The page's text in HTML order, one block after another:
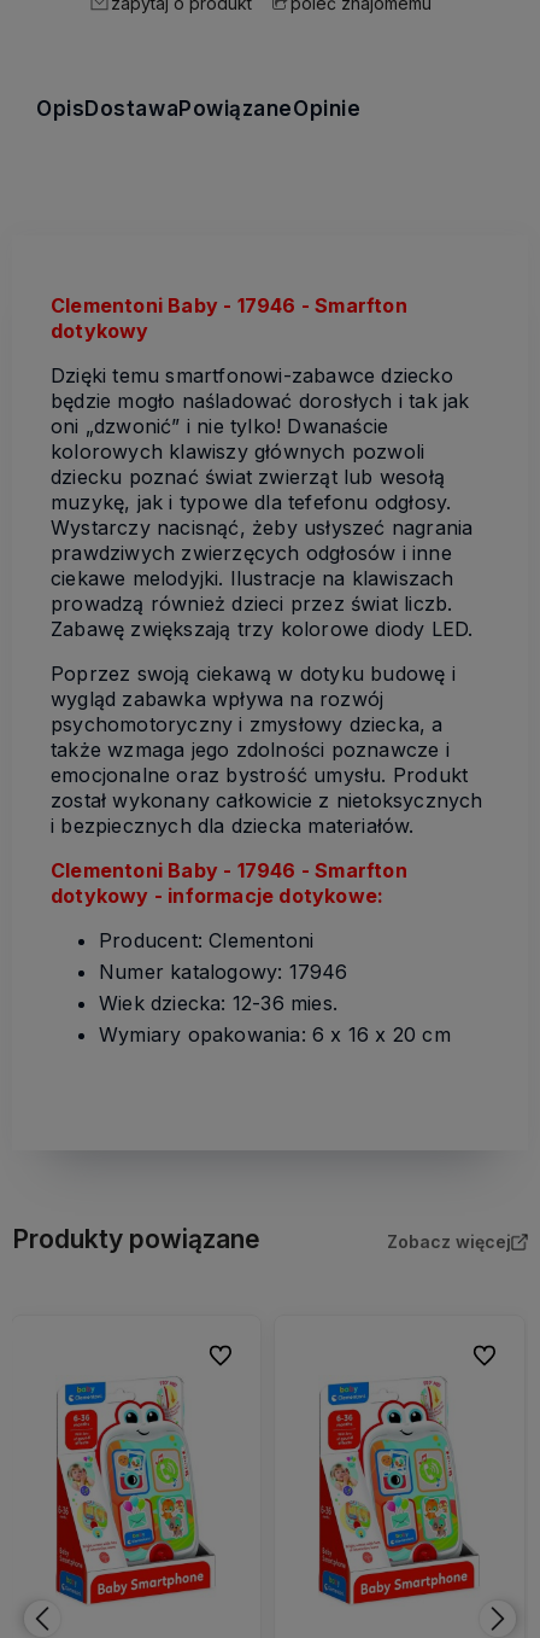
OpisDostawaPowiązaneOpinie
Clementoni Baby - 17946 - Smarfton
dotykowy
Dzięki temu smartfonowi-zabawce dziecko
będzie mogło naśladować dorosłych i tak jak
oni „dzwonić” i nie tylko! Dwanaście
kolorowych klawiszy głównych pozwoli
dziecku poznać świat zwierząt lub wesołą
muzykę, jak i typowe dla tefefonu odgłosy.
Wystarczy nacisnąć, żeby usłyszeć nagrania
prawdziwych zwierzęcych odgłosów i inne
ciekawe melodyjki. Ilustracje na klawiszach
prowadzą również dzieci przez świat liczb.
Zabawę zwiększają trzy kolorowe diody LED.
Poprzez swoją ciekawą w dotyku budowę i
wygląd zabawka wpływa na rozwój
psychomotoryczny i zmysłowy dziecka, a
także wzmaga jego zdolności poznawcze i
emocjonalne oraz bystrość umysłu. Produkt
został wykonany całkowicie z nietoksycznych
i bezpiecznych dla dziecka materiałów.
Clementoni Baby - 17946 - Smarfton
dotykowy - informacje dotykowe:
Producent: Clementoni
Numer katalogowy: 17946
Wiek dziecka: 12-36 mies.
Wymiary opakowania: 6 x 16 x 20 cm
Produkty powiązane Zobacz więcej
Do ulubionych Do